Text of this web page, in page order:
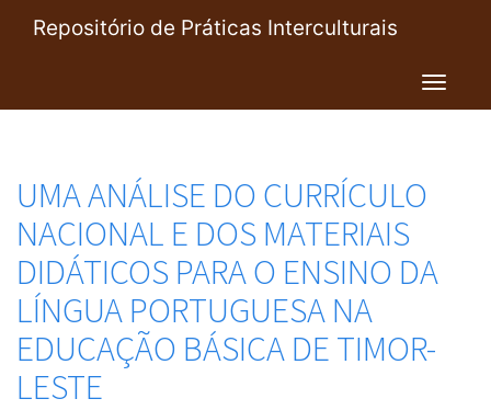
PularRepositório de Práticas Interculturais
UMA ANÁLISE DO CURRÍCULO
NACIONAL E DOS MATERIAIS
DIDÁTICOS PARA O ENSINO DA
LÍNGUA PORTUGUESA NA
EDUCAÇÃO BÁSICA DE TIMOR-
LESTE